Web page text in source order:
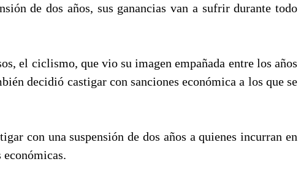
de dos años, sus ganancias van a sufrir durante todo
el ciclismo, que vio su imagen empañada entre los años
decidió castigar con sanciones económica a los que se
con una suspensión de dos años a quienes incurran en
económicas.